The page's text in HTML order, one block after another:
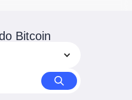
Bitcoin